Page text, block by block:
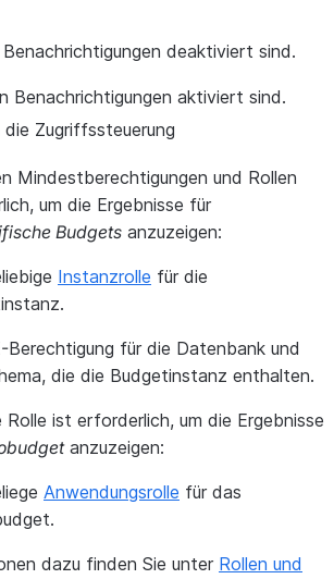
deaktiviert sind.
Benachrichtigungen aktiviert sind.
Zugriffssteuerung
Mindestberechtigungen und Rollen
um die Ergebnisse für
Budgets anzuzeigen:
Instanzrolle für die
Berechtigung für die Datenbank und
die die Budgetinstanz enthalten.
ist erforderlich, um die Ergebnisse
anzuzeigen:
Anwendungsrolle für das
dazu finden Sie unter Rollen und